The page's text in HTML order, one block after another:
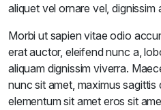
aliquet vel ornare vel, dignissim
Morbi ut sapien vitae odio
erat auctor, eleifend nunc a,
aliquam dignissim viverra.
nunc sit amet, maximus sagittis
elementum sit amet eros sit